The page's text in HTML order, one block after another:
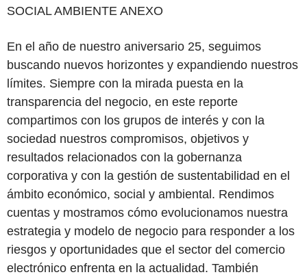
SOCIAL AMBIENTE ANEXO
En el año de nuestro aniversario 25, seguimos
buscando nuevos horizontes y expandiendo nuestros
límites. Siempre con la mirada puesta en la
transparencia del negocio, en este reporte
compartimos con los grupos de interés y con la
sociedad nuestros compromisos, objetivos y
resultados relacionados con la gobernanza
corporativa y con la gestión de sustentabilidad en el
ámbito económico, social y ambiental. Rendimos
cuentas y mostramos cómo evolucionamos nuestra
estrategia y modelo de negocio para responder a los
riesgos y oportunidades que el sector del comercio
electrónico enfrenta en la actualidad. También